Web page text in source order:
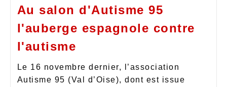
Au salon d'Autisme 95
l'auberge espagnole contre
l'autisme
Le 16 novembre dernier, l’association
Autisme 95 (Val d’Oise), dont est issue